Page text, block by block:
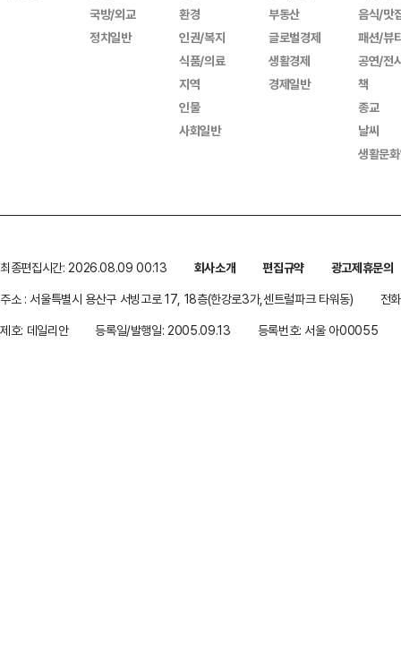
국방/외교
정치일반
환경
인권/복지
식품/의료
지역
인물
사회일반
부동산
글로벌경제
생활경제
경제일반
음식/맛
패션/뷰
공연/전
책
종교
날씨
생활문
최종편집시간: 2026.08.09 00:13 회사소개 편집규약
광고제휴문의
주소 : 서울특별시 용산구 서빙고로 17, 18층(한강로3가,센트럴파크 타워동)
전
제호: 데일리안
등록일/발행일: 2005.09.13 등록번호: 서울 아00055